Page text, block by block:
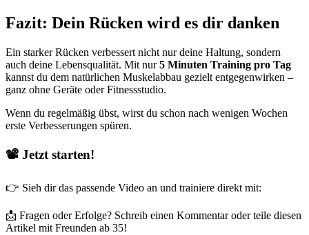
Fazit: Dein Rücken wird es dir danken
Ein starker Rücken verbessert nicht nur deine Haltung, sondern
auch deine Lebensqualität. Mit nur5 Minuten Training pro Tag
kannst du dem natürlichen Muskelabbau gezielt entgegenwirken –
ganz ohne Geräte oder Fitnessstudio.
Wenn du regelmäßig übst, wirst du schon nach wenigen Wochen
erste Verbesserungen spüren.
📽️ Jetzt starten!
👉 Sieh dir das passende Video an und trainiere direkt mit:
📩 Fragen oder Erfolge? Schreib einen Kommentar oder teile diesen
Artikel mit Freunden ab 35!